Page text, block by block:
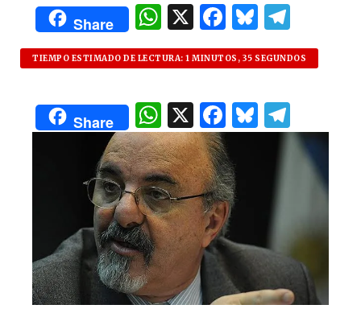
Share
W
h
at
s
A
p
p
X F
a
c
e
b
o
o
k
B
lu
es
k
y
el
e
m
TIEMPO ESTIMADO DE LECTURA: 1 MINUTOS, 35 SEGUNDOS
Share
W
h
at
s
A
p
p
X F
a
c
e
b
o
o
k
B
lu
es
k
y
el
e
ra
m